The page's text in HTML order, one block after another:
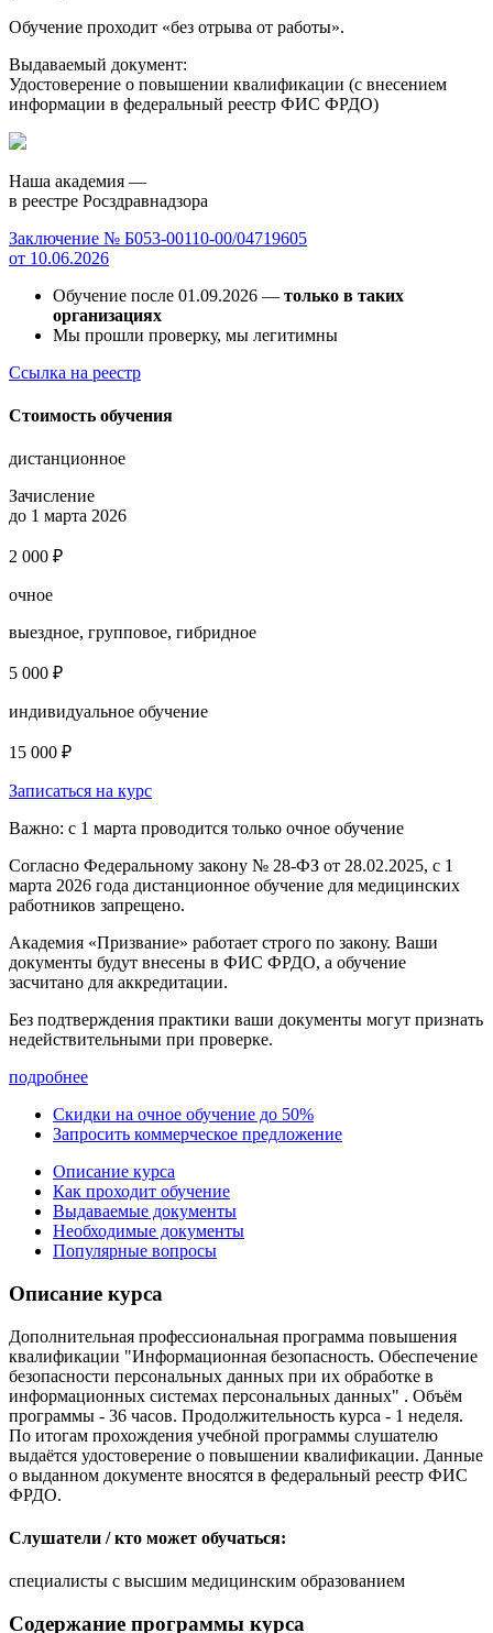
Обучение проходит «без отрыва от работы».
Выдаваемый документ:
Удостоверение о повышении квалификации (с внесением
информации в федеральный реестр ФИС ФРДО)
Наша академия —
в реестре Росздравнадзора
Заключение № Б053-00110-00/04719605
от 10.06.2026
Обучение после 01.09.2026 — только в таких
организациях
Мы прошли проверку, мы легитимны
Ссылка на реестр
Стоимость обучения
дистанционное
Зачисление
до 1 марта 2026
2 000 ₽
очное
выездное, групповое, гибридное
5 000 ₽
индивидуальное обучение
15 000 ₽
Записаться на курс
Важно: с 1 марта проводится только очное обучение
Согласно Федеральному закону № 28-ФЗ от 28.02.2025, с 1
марта 2026 года дистанционное обучение для медицинских
работников запрещено.
Академия «Призвание» работает строго по закону. Ваши
документы будут внесены в ФИС ФРДО, а обучение
засчитано для аккредитации.
Без подтверждения практики ваши документы могут признать
недействительными при проверке.
подробнее
Скидки на очное обучение до 50%
Запросить коммерческое предложение
Описание курса
Как проходит обучение
Выдаваемые документы
Необходимые документы
Популярные вопросы
Описание курса
Дополнительная профессиональная программа повышения
квалификации "Информационная безопасность. Обеспечение
безопасности персональных данных при их обработке в
информационных системах персональных данных" . Объём
программы - 36 часов. Продолжительность курса - 1 неделя.
По итогам прохождения учебной программы слушателю
выдаётся удостоверение о повышении квалификации. Данные
о выданном документе вносятся в федеральный реестр ФИС
ФРДО.
Слушатели / кто может обучаться:
специалисты с высшим медицинским образованием
Содержание программы курса